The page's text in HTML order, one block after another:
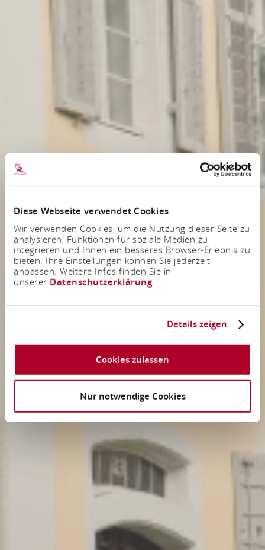
Diese Webseite verwendet Cookies
Wir verwenden Cookies, um die Nutzung dieser Seite zu
analysieren, Funktionen für soziale Medien zu
integrieren und Ihnen ein besseres Browser-Erlebnis zu
bieten. Ihre Einstellungen können Sie jederzeit
anpassen. Weitere Infos finden Sie in
unserer Datenschutzerklärung.
Details zeigen
Cookies zulassen
Nur notwendige Cookies